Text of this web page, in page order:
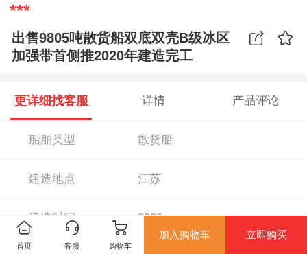
***
出售9805吨散货船双底双壳B级冰区
加强带首侧推2020年建造完工
更详细找客服 详情 产品评论
船舶类型 散货船
建造地点 江苏
建造时间 2020
首页 客服 购物车
加入购物车 立即购买